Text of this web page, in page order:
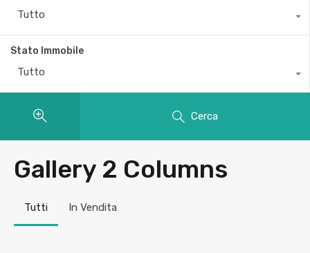
Tutto
Stato Immobile
Tutto
Cerca
Gallery 2 Columns
Tutti In Vendita